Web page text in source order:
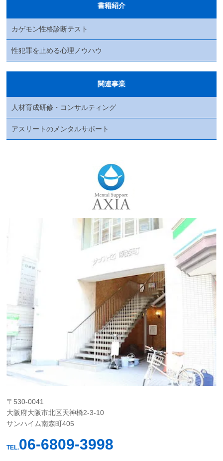
書籍紹介
カゲモン性格診断テスト
性犯罪を止める心理ノウハウ
関連事業
人材育成研修・コンサルティング
アスリートのメンタルサポート
〒530-0041
大阪府大阪市北区天神橋2-3-10
サンハイム南森町405
TEL.06-6809-3998